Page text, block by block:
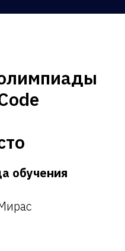
Таблица
обучения